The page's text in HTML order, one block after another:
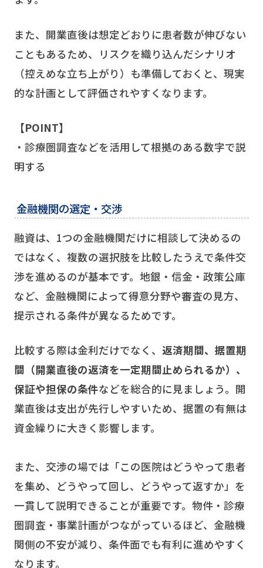
また、開業直後は想定どおりに患者数が伸びない
こともあるため、リスクを織り込んだシナリオ
（控えめな立ち上がり）も準備しておくと、現実
的な計画として評価されやすくなります。
【POINT】
・診療圏調査などを活用して根拠のある数字で説
明する
金融機関の選定・交渉
融資は、1つの金融機関だけに相談して決めるの
ではなく、複数の選択肢を比較したうえで条件交
渉を進めるのが基本です。地銀・信金・政策公庫
など、金融機関によって得意分野や審査の見方、
提示される条件が異なるためです。
比較する際は金利だけでなく、 返済期間、据置期
間（開業直後の返済を一定期間止められるか）、
保証や担保の条件などを総合的に見ましょう。開
業直後は支出が先行しやすいため、据置の有無は
資金繰りに大きく影響します。
また、交渉の場では「この医院はどうやって患者
を集め、どうやって回し、どうやって返すか」を
一貫して説明できることが重要です。物件・診療
圏調査・事業計画がつながっているほど、金融機
関側の不安が減り、条件面でも有利に進めやすく
なります。